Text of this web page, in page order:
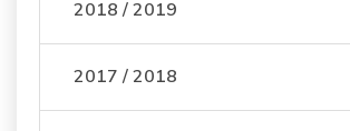
2018 / 2019
2017 / 2018